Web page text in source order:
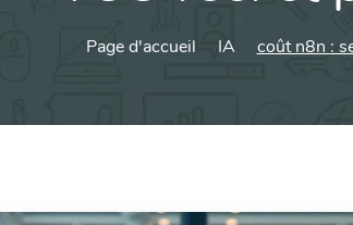
Page d'accueil IA coût n8n :